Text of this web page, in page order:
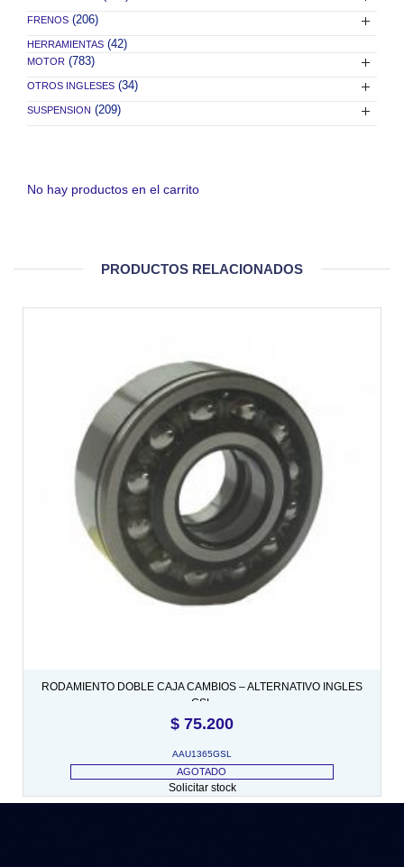
FRENOS (206)
HERRAMIENTAS (42)
MOTOR (783)
OTROS INGLESES (34)
SUSPENSION (209)
No hay productos en el carrito
PRODUCTOS RELACIONADOS
RODAMIENTO DOBLE CAJA CAMBIOS – ALTERNATIVO INGLES
GSL
$ 75.200
AAU1365GSL
AGOTADO
Solicitar stock